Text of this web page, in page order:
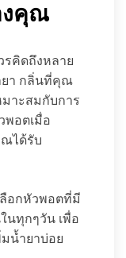
งคุณ
รคิดถึงหลาย
ยา กลิ่นที่คุณ
าะสมกับการ
พอตเมื่อ
ได้รับ
อกหัวพอตที่มี
นทุกๆวัน เพื่อ
น้ำยาบ่อย